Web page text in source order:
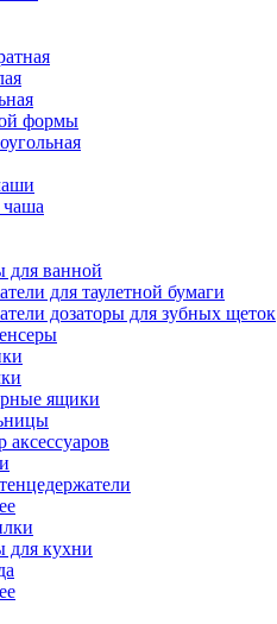
формы
для ванной
для таулетной бумаги
дозаторы для зубных щеток
ящики
аксессуаров
для кухни